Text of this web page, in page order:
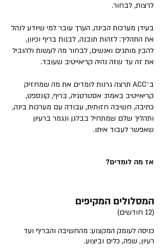
לרצות, לבחור.
בעידן מערכות הבינה, הערך עובר למי שיודע לנהל
את התהליך: לזהות תובנה, לבנות בריף וכיוון,
להבין מותגים ואנשים, לבחור מה לעשות ולהוביל
את זה עד שזה נהיה קריאייטיב שעובד.
ב־ACC תרצה גרנות לומדים את מה שמחזיק
קריאייטיב באמת: אסטרטגיה, בריף, קונספט,
כתיבה, חשיבה חזותית, עבודה עם מערכות בינה,
ותהליך שלם שמתחיל בבלגן ונגמר ברעיון
שאפשר לעבוד איתו.
אז מה לומדים?
המסלולים המקיפים
(12 חודשים)
כניסה לעומק המקצוע: מהחשיבה והבריף ועד
רעיון, שפה, כלים וביצוע.